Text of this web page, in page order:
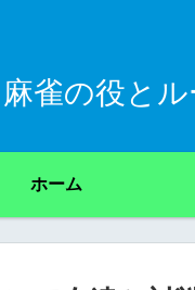
麻雀の役と
ホーム